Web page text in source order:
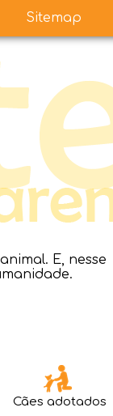
E, nesse
Cães adotados
Sitemap